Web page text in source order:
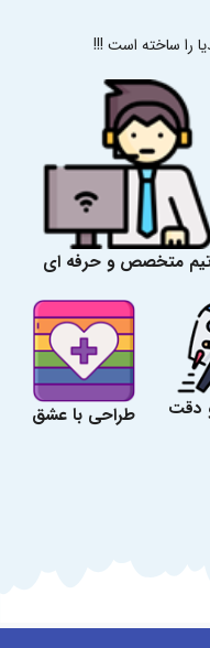
را ساخته است !!!
متخصص و حرفه ای
دقت طراحی با عشق